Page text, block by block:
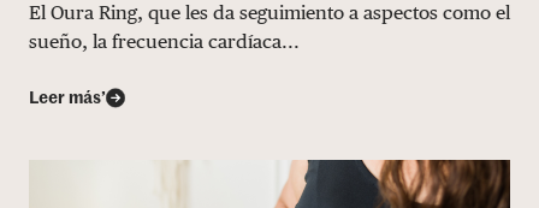
El Oura Ring, que les da seguimiento a aspectos como el
sueño, la frecuencia cardíaca...
Leer más’